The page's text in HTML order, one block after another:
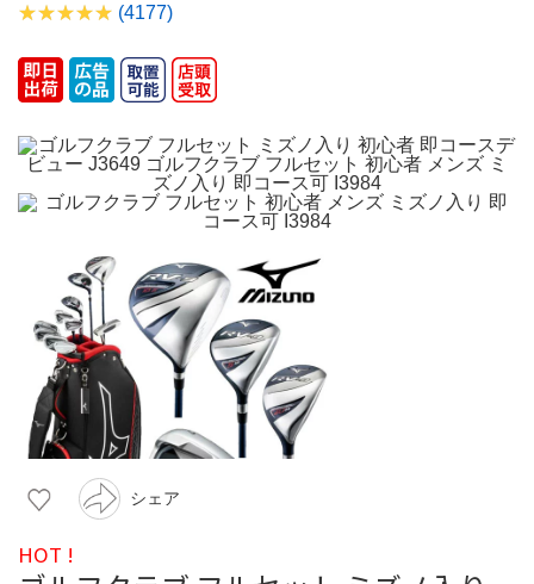
(4177)
シェア
HOT !